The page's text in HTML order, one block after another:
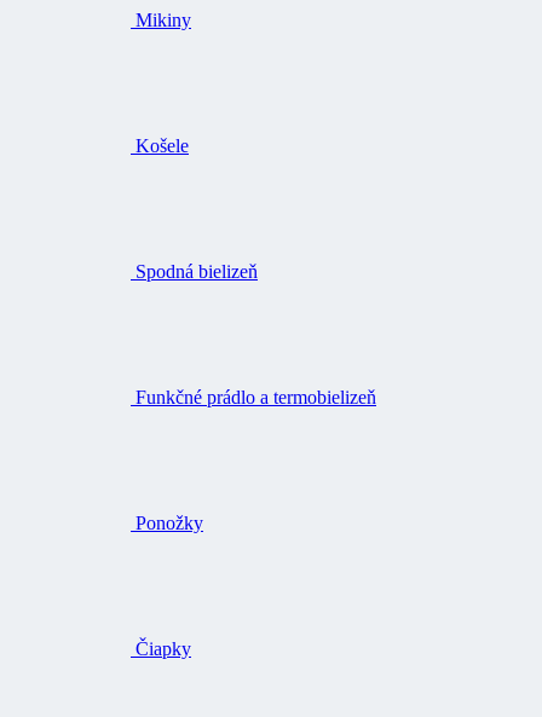
Mikiny
Košele
Spodná bielizeň
Funkčné prádlo a termobielizeň
Ponožky
Čiapky